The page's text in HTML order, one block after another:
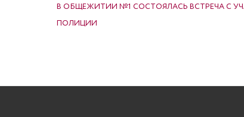
В ОБЩЕЖИТИИ №1 СОСТОЯЛАСЬ ВСТРЕЧА С
ПОЛИЦИИ